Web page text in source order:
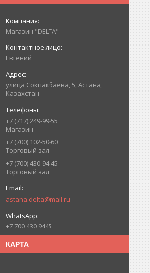
Магазин "DELTA"
Евгений
улица Сокпакбаева, 5, Астана,
Казахстан
+7 (717) 249-99-55
Магазин
+7 (700) 102-50-60
Торговый зал
+7 (700) 430-94-45
Торговый зал
astana.delta@mail.ru
+7 700 430 9445
КАРТА